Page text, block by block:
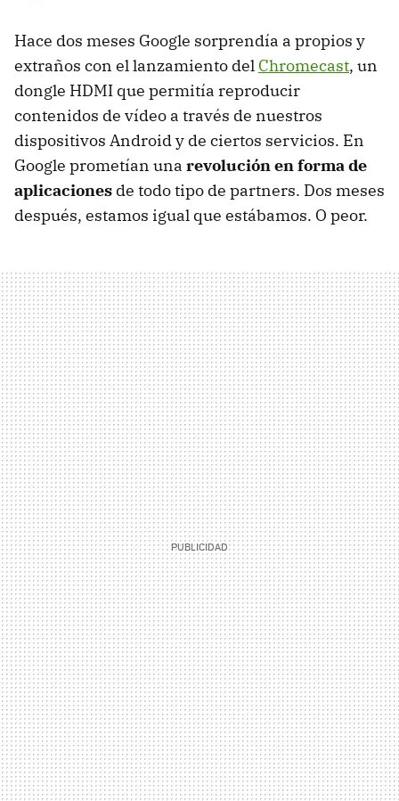
Hace dos meses Google sorprendía a propios y
extraños con el lanzamiento del Chromecast, un
dongle HDMI que permitía reproducir
contenidos de vídeo a través de nuestros
dispositivos Android y de ciertos servicios. En
Google prometían una revolución en forma de
aplicaciones de todo tipo de partners. Dos meses
después, estamos igual que estábamos. O peor.